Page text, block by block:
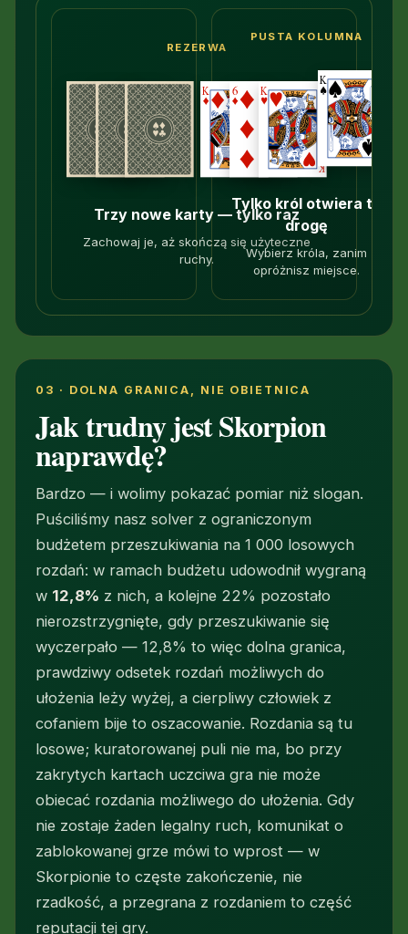
REZERWA
→
Trzy nowe karty — tylko raz
Zachowaj je, aż skończą się użyteczne
ruchy.
PUSTA KOLUMNA
Pusta ←
Tylko król otwiera tę
drogę
Wybierz króla, zanim
opróżnisz miejsce.
03 · DOLNA GRANICA, NIE OBIETNICA
Jak trudny jest Skorpion
naprawdę?
Bardzo — i wolimy pokazać pomiar niż slogan.
Puściliśmy nasz solver z ograniczonym
budżetem przeszukiwania na 1 000 losowych
rozdań: w ramach budżetu udowodnił wygraną
w 12,8% z nich, a kolejne 22% pozostało
nierozstrzygnięte, gdy przeszukiwanie się
wyczerpało — 12,8% to więc dolna granica,
prawdziwy odsetek rozdań możliwych do
ułożenia leży wyżej, a cierpliwy człowiek z
cofaniem bije to oszacowanie. Rozdania są tu
losowe; kuratorowanej puli nie ma, bo przy
zakrytych kartach uczciwa gra nie może
obiecać rozdania możliwego do ułożenia. Gdy
nie zostaje żaden legalny ruch, komunikat o
zablokowanej grze mówi to wprost — w
Skorpionie to częste zakończenie, nie
rzadkość, a przegrana z rozdaniem to część
reputacji tej gry.